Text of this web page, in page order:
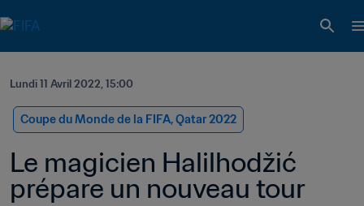
Lundi 11 Avril 2022, 15:00
Coupe du Monde de la FIFA, Qatar 2022
Le magicien Halilhodžić
prépare un nouveau tour